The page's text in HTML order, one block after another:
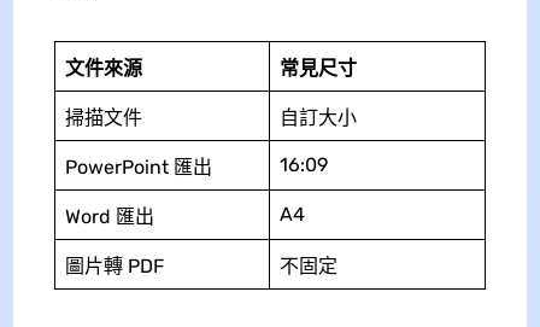
文件來源 常見尺寸
掃描文件 自訂大小
PowerPoint 匯出 16:09
Word 匯出 A4
圖片轉 PDF 不固定